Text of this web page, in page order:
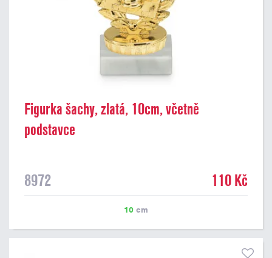
Figurka šachy, zlatá, 10cm, včetně
podstavce
8972 110 Kč
10 cm